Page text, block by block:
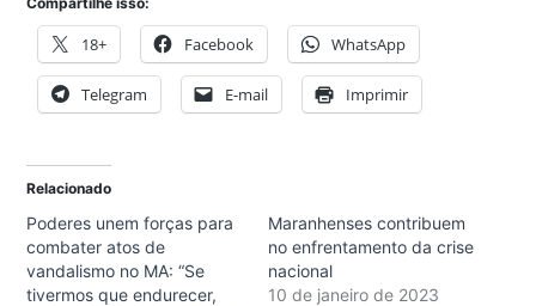
18+ Facebook WhatsApp
Telegram E-mail Imprimir
Relacionado
Poderes unem forças para
combater atos de
vandalismo no MA: “Se
tivermos que endurecer,
Maranhenses contribuem
no enfrentamento da crise
nacional
10 de janeiro de 2023